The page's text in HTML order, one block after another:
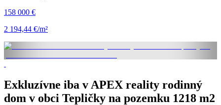
158 000 €
2 194,44 €/m²
Exkluzívne iba v APEX reality rodinný
dom v obci Tepličky na pozemku 1218 m2